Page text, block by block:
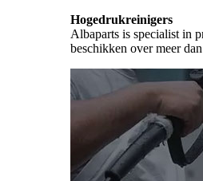
Hogedrukreinigers
Albaparts is specialist in
beschikken over meer